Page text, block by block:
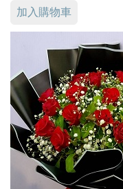
加入購物車